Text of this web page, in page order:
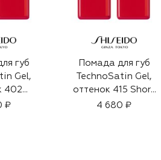
губ
Gel,
402
₽
Помада для губ
TechnoSatin Gel,
оттенок 415 Short
Circuit (3,3g)
4 680 ₽